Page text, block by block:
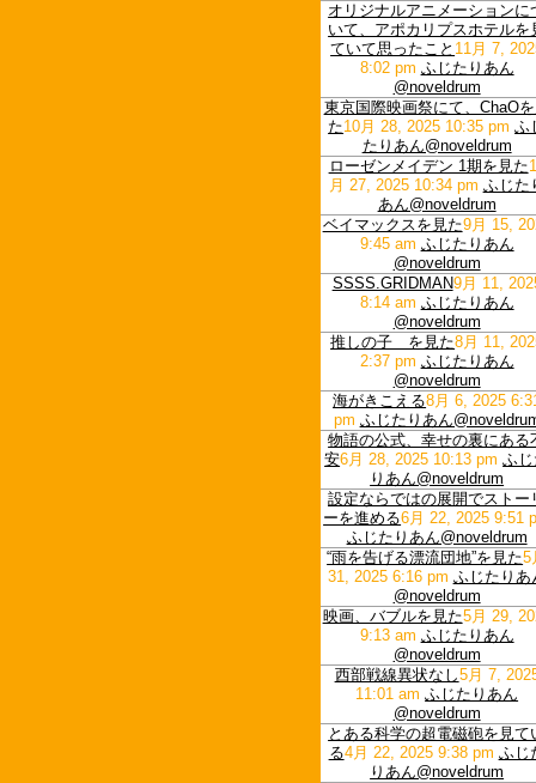
オリジナルアニメーションに
いて、アポカリプスホテルを
ていて思ったこと 11月 7,
8:02 pm ふじたりあん
@noveldrum
東京国際映画祭にて、ChaO
た10月 28, 2025 10:35 pm ふ
たりあん@noveldrum
ローゼンメイデン 1期を見た
月 27, 2025 10:34 pm ふじた
あん@noveldrum
ベイマックスを見た9月 15,
9:45 am ふじたりあん
@noveldrum
SSSS.GRIDMAN9月 11,
8:14 am ふじたりあん
@noveldrum
推しの子 を見た8月 11,
2:37 pm ふじたりあん
@noveldrum
海がきこえる8月 6, 2025
pm ふじたりあん
物語の公式、幸せの裏にある
安6月 28, 2025 10:13 pm ふじ
りあん@noveldrum
設定ならではの展開でストー
ーを進める6月 22, 2025 9:51
ふじたりあん@noveldrum
“雨を告げる漂流団地”を見た5
31, 2025 6:16 pm ふじたりあ
@noveldrum
映画、バブルを見た5月 29,
9:13 am ふじたりあん
@noveldrum
西部戦線異状なし5月 7,
11:01 am ふじたりあん
@noveldrum
とある科学の超電磁砲を見て
る4月 22, 2025 9:38 pm ふじ
りあん@noveldrum